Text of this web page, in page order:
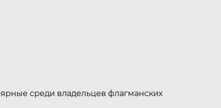
среди владельцев флагманских